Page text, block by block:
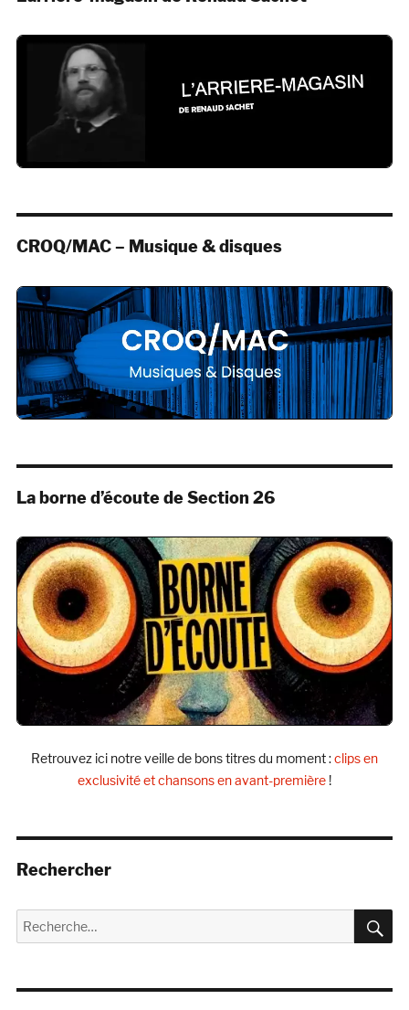
CROQ/MAC – Musique & disques
La borne d’écoute de Section 26
Retrouvez ici notre veille de bons titres du moment :clips en
exclusivité et chansons en avant-première !
Rechercher
Recherche
pour :